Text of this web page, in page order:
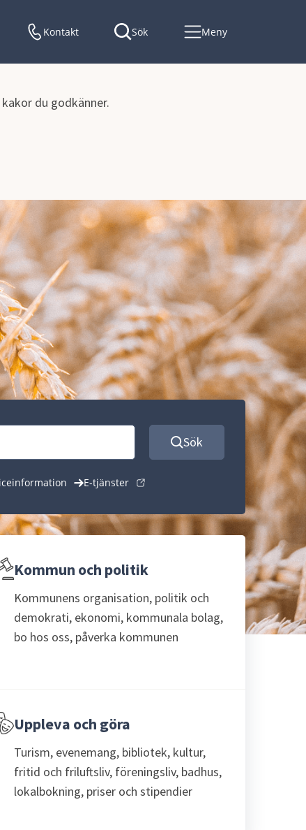
du godkänner.
Kontakt Sök Meny
Sök
E-tjänster
Kommun och politik
Kommunens organisation, politik och
demokrati, ekonomi, kommunala bolag,
bo hos oss, påverka kommunen
Uppleva och göra
Turism, evenemang, bibliotek, kultur,
fritid och friluftsliv, föreningsliv, badhus,
lokalbokning, priser och stipendier